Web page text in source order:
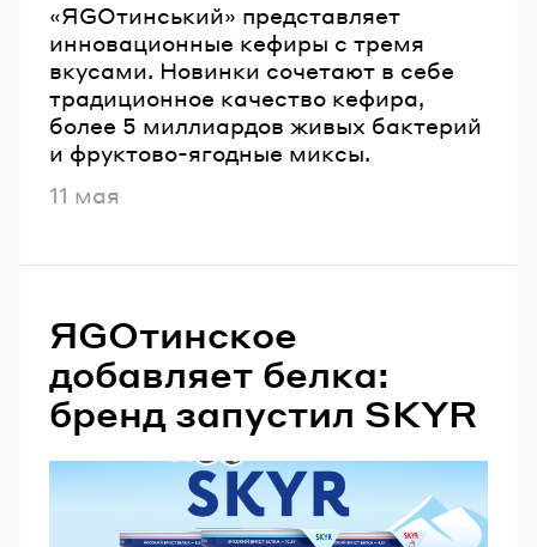
«ЯGOтинський» представляет
инновационные кефиры с тремя
вкусами. Новинки сочетают в себе
традиционное качество кефира,
более 5 миллиардов живых бактерий
и фруктово-ягодные миксы.
Опубликовано
11 мая
ЯGOтинское
добавляет белка:
бренд запустил SKYR